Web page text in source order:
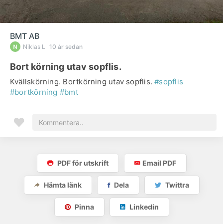
BMT AB
Niklas L 10 år sedan
Bort körning utav sopflis.
Kvällskörning. Bortkörning utav sopflis.#sopflis
#bortkörning #bmt
PDF för utskrift Email PDF
Hämta länk Dela Twittra
Pinna Linkedin